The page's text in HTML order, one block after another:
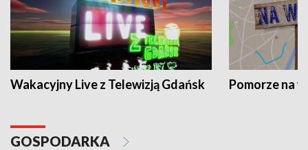
Wakacyjny Live z Telewizją Gdańsk Pomorze na
GOSPODARKA